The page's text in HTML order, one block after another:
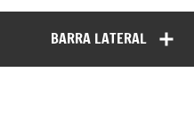
Bizkaia Galdames
– Carranza. Cueva, sima,
Cave
BARRA LATERAL